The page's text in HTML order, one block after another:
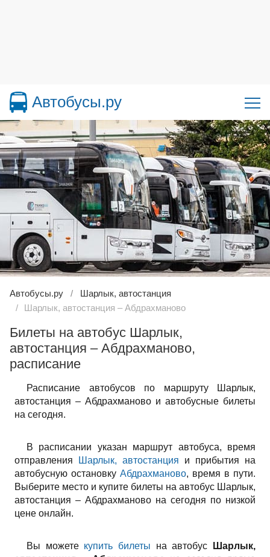
Автобусы.ру
Автобусы.ру
Шарлык, автостанция
Шарлык, автостанция – Абдрахманово
Билеты на автобус Шарлык,
автостанция – Абдрахманово,
расписание
Расписание автобусов по маршруту Шарлык,
автостанция – Абдрахманово и автобусные билеты
на сегодня.
В расписании указан маршрут автобуса, время
отправления
Шарлык, автостанция и прибытия на
автобусную остановку Абдрахманово, время в пути.
Выберите место и купите билеты на автобус Шарлык,
автостанция – Абдрахманово на сегодня по низкой
цене онлайн.
Вы можете купить билеты на автобус
Шарлык,